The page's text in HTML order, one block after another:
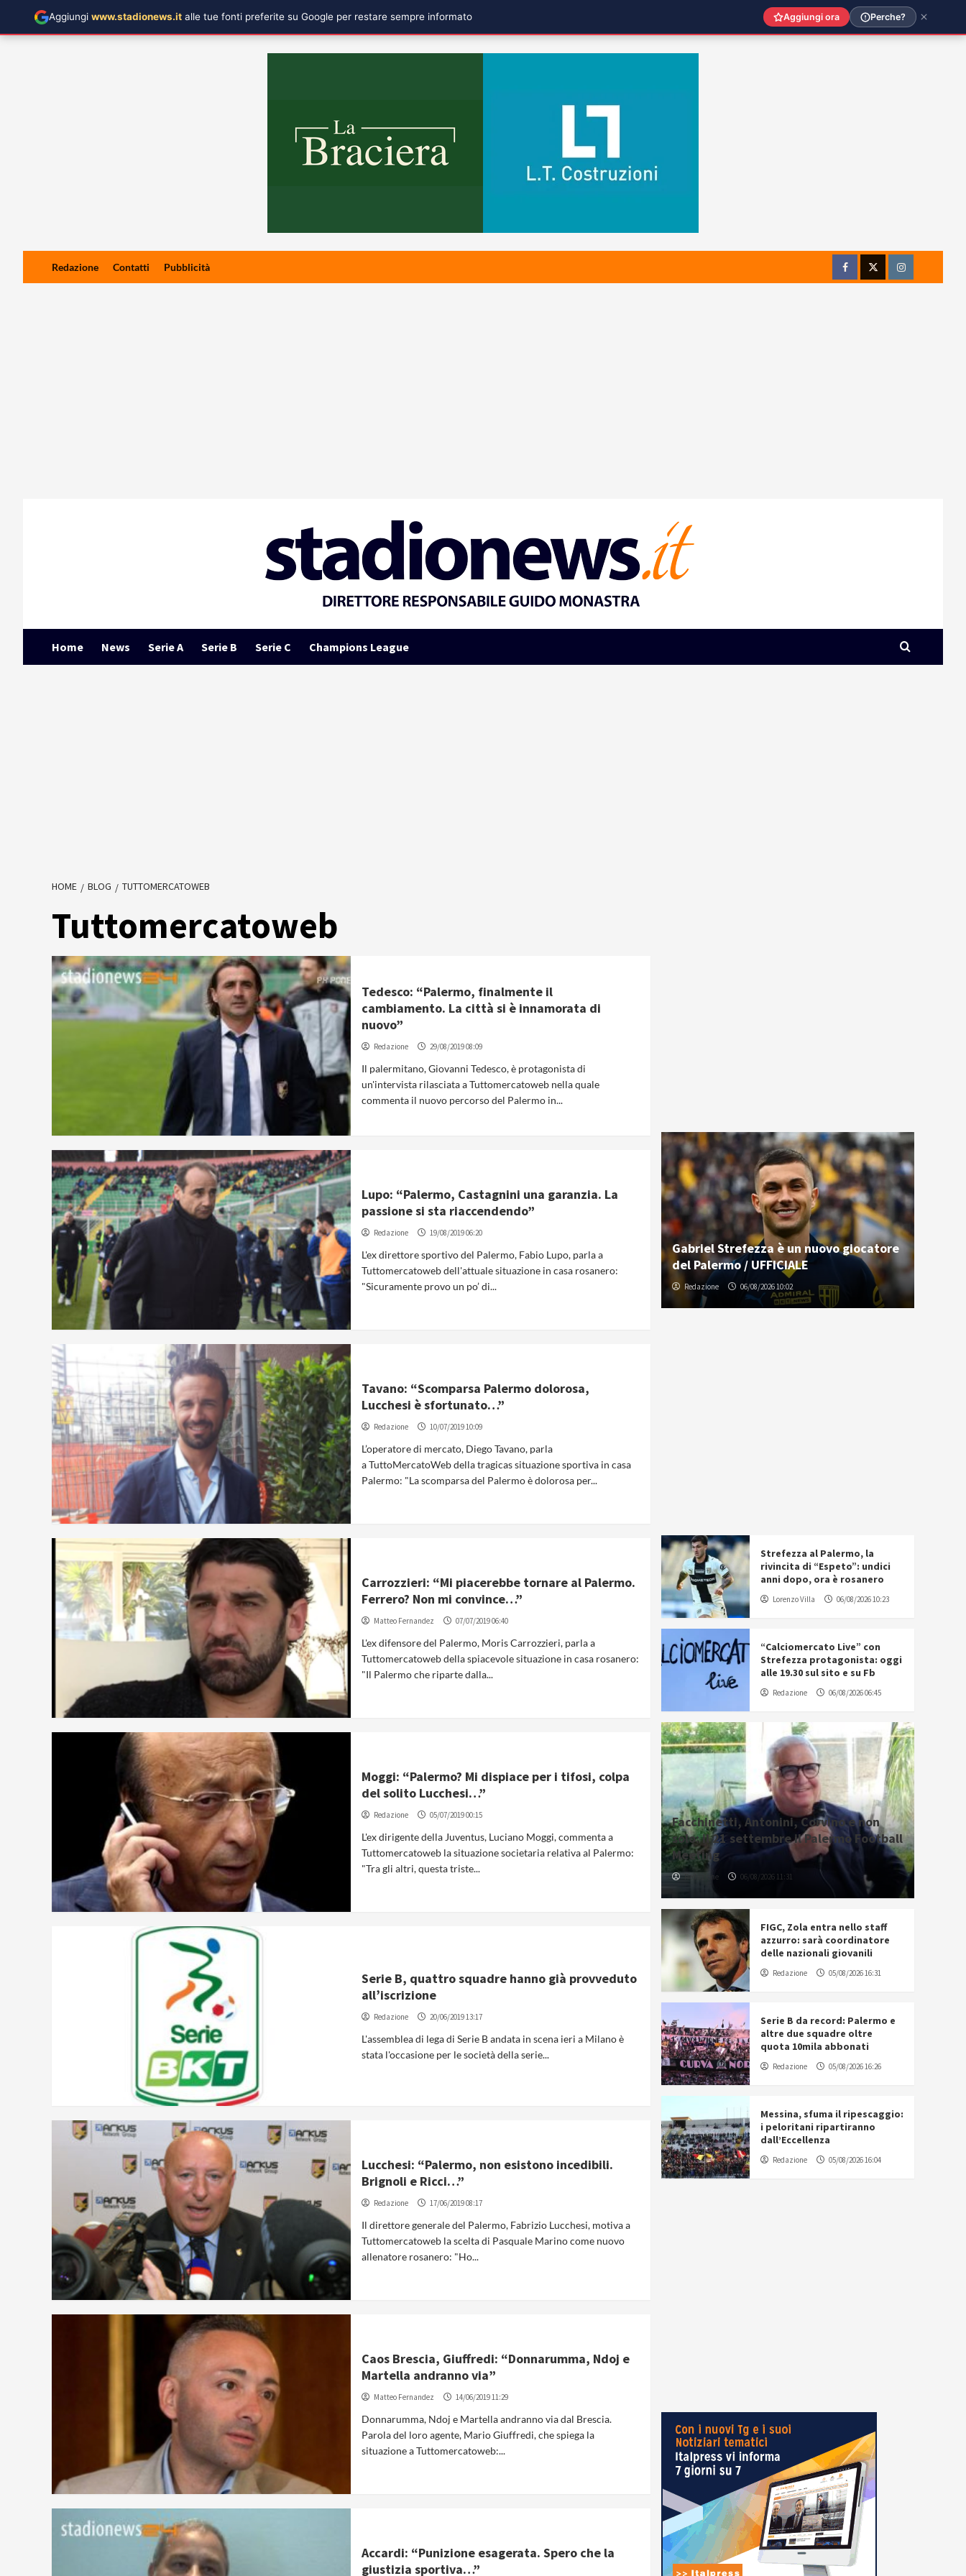
Redazione Contatti Pubblicità
FacebookTwitterInstagram
Home News Serie A Serie B Serie C Champions League
HOME BLOG TUTTOMERCATOWEB
Tuttomercatoweb
Tedesco: “Palermo, finalmente il
cambiamento. La città si è innamorata di
nuovo”
Redazione 29/08/2019 08:09
Il palermitano, Giovanni Tedesco, è protagonista di
un'intervista rilasciata a Tuttomercatoweb nella quale
commenta il nuovo percorso del Palermo in...
Lupo: “Palermo, Castagnini una garanzia. La
passione si sta riaccendendo”
Redazione 19/08/2019 06:20
L'ex direttore sportivo del Palermo, Fabio Lupo, parla a
Tuttomercatoweb dell'attuale situazione in casa rosanero:
"Sicuramente provo un po’ di...
Tavano: “Scomparsa Palermo dolorosa,
Lucchesi è sfortunato…”
Redazione 10/07/2019 10:09
L’operatore di mercato, Diego Tavano, parla
a TuttoMercatoWeb della tragicas situazione sportiva in casa
Palermo: "La scomparsa del Palermo è dolorosa per...
Carrozzieri: “Mi piacerebbe tornare al Palermo.
Ferrero? Non mi convince…”
Matteo Fernandez 07/07/2019 06:40
L'ex difensore del Palermo, Moris Carrozzieri, parla a
Tuttomercatoweb della spiacevole situazione in casa rosanero:
"Il Palermo che riparte dalla...
Moggi: “Palermo? Mi dispiace per i tifosi, colpa
del solito Lucchesi…”
Redazione 05/07/2019 00:15
L'ex dirigente della Juventus, Luciano Moggi, commenta a
Tuttomercatoweb la situazione societaria relativa al Palermo:
"Tra gli altri, questa triste...
Serie B, quattro squadre hanno già provveduto
all’iscrizione
Redazione 20/06/2019 13:17
L'assemblea di lega di Serie B andata in scena ieri a Milano è
stata l'occasione per le società della serie...
Lucchesi: “Palermo, non esistono incedibili.
Brignoli e Ricci…”
Redazione 17/06/2019 08:17
Il direttore generale del Palermo, Fabrizio Lucchesi, motiva a
Tuttomercatoweb la scelta di Pasquale Marino come nuovo
allenatore rosanero: "Ho...
Caos Brescia, Giuffredi: “Donnarumma, Ndoj e
Martella andranno via”
Matteo Fernandez 14/06/2019 11:29
Donnarumma, Ndoj e Martella andranno via dal Brescia.
Parola del loro agente, Mario Giuffredi, che spiega la
situazione a Tuttomercatoweb:...
Accardi: “Punizione esagerata. Spero che la
giustizia sportiva…”
Gabriel Strefezza è un nuovo giocatore
del Palermo / UFFICIALE
Redazione 06/08/2026 10:02
Strefezza al Palermo, la
rivincita di “Espeto”: undici
anni dopo, ora è rosanero
Lorenzo Villa 06/08/2026 10:23
“Calciomercato Live” con
Strefezza protagonista: oggi
alle 19.30 sul sito e su Fb
Redazione 06/08/2026 06:45
Facchinetti, Antonini, Corvino e non
solo: il 21 settembre il Palermo Football
Meeting
Redazione 06/08/2026 11:31
FIGC, Zola entra nello staff
azzurro: sarà coordinatore
delle nazionali giovanili
Redazione 05/08/2026 16:31
Serie B da record: Palermo e
altre due squadre oltre
quota 10mila abbonati
Redazione 05/08/2026 16:26
Messina, sfuma il ripescaggio:
i peloritani ripartiranno
dall’Eccellenza
Redazione 05/08/2026 16:04
Aggiungi www.stadionews.it alle tue fonti preferite su Google per restare sempre informato Aggiungi ora Perche?